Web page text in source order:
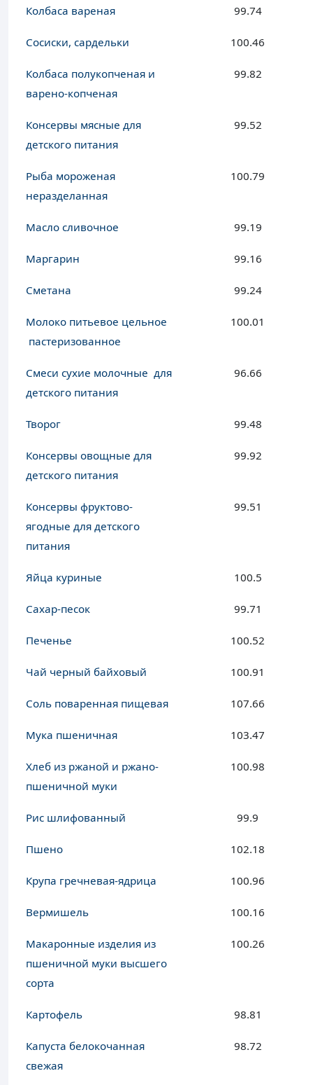
Колбаса вареная 99.74
Сосиски, сардельки 100.46
Колбаса полукопченая и
варено-копченая
99.82
Консервы мясные для
детского питания
99.52
Рыба мороженая
неразделанная
100.79
Масло сливочное 99.19
Маргарин 99.16
Сметана 99.24
Молоко питьевое цельное
пастеризованное
100.01
Смеси сухие молочные для
детского питания
96.66
Творог 99.48
Консервы овощные для
детского питания
99.92
Консервы фруктово-
ягодные для детского
питания
99.51
Яйца куриные 100.5
Сахар-песок 99.71
Печенье 100.52
Чай черный байховый 100.91
Соль поваренная пищевая 107.66
Мука пшеничная 103.47
Хлеб из ржаной и ржано-
пшеничной муки
100.98
Рис шлифованный 99.9
Пшено 102.18
Крупа гречневая-ядрица 100.96
Вермишель 100.16
Макаронные изделия из
пшеничной муки высшего
сорта
100.26
Картофель 98.81
Капуста белокочанная
свежая
98.72